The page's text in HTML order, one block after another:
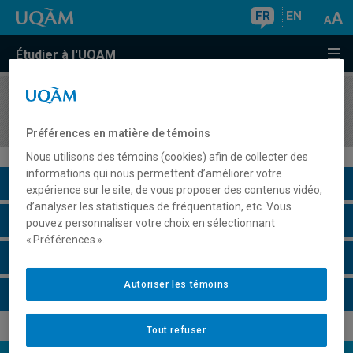
FR EN
Étudier à l'UQAM
COURS//
Description du cours
Horaire - Été 2026
Préférences en matière de témoins
Nous utilisons des témoins (cookies) afin de collecter des
informations qui nous permettent d’améliorer votre
expérience sur le site, de vous proposer des contenus vidéo,
d’analyser les statistiques de fréquentation, etc. Vous
pouvez personnaliser votre choix en sélectionnant
« Préférences ».
Tout refuser
Autoriser les témoins